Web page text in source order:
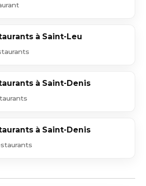
à Saint-Leu
à Saint-Denis
à Saint-Denis